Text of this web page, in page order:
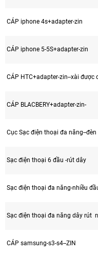
CÁP iphone 4s+adapter-zin
CÁP iphone 5-5S+adapter-zin
CÁP HTC+adapter-zin--xài được
CÁP BLACBERY+adapter-zin-
Cục Sạc điện thoại đa năng--
Sạc điện thoại 6 đầu -rút dây
Sạc điện thoại đa năng-nhiều
Sạc điện thoại đa năng dây rút
CÁP samsung-s3-s4--ZIN